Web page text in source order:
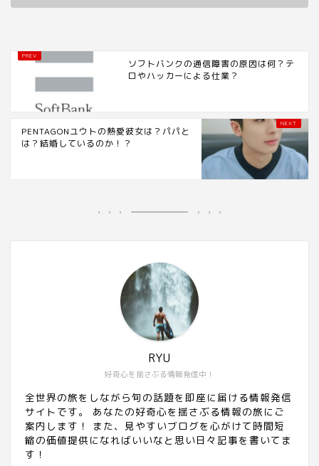
ソフトバンクの通信障害の原因は何？テ
ロやハッカーによる仕業？
PENTAGONユウトの熱愛彼女は？パパと
は？結婚しているのか！？
好奇心を揺さぶる情報発信中！
RYU
全世界の旅をしながら旬の話題を即座に届ける情報発信
サイトです。 あなたの好奇心を揺さぶる情報の旅にご
案内します！ また、見やすいブログを心がけて時間短
縮の価値提供になればいいなと思い日々記事を書いてま
す！